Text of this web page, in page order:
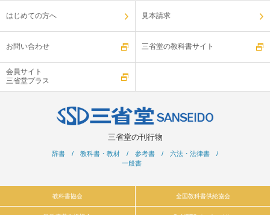
はじめての方へ 見本請求
お問い合わせ 三省堂の教科書サイト
会員サイト
三省堂プラス
三省堂の刊行物
辞書 / 教科書・教材 / 参考書 / 六法・法律書 /
一般書
教科書協会 全国教科書供給協会